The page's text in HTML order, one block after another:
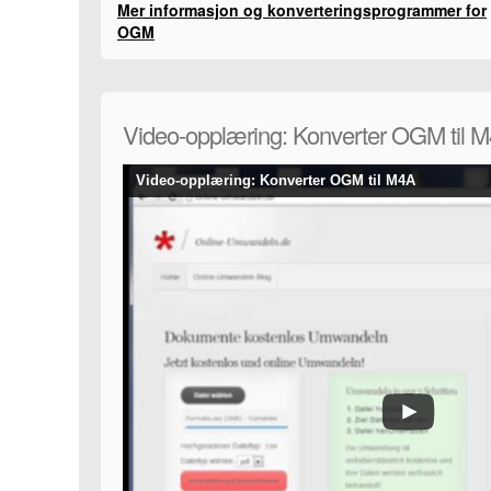
Mer informasjon og konverteringsprogrammer for
OGM
Video-opplæring: Konverter OGM til
Video-opplæring: Konverter OGM til M4A